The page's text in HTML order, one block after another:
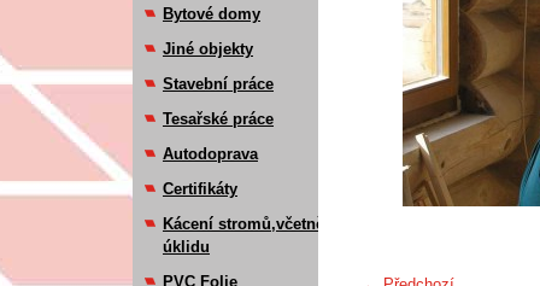
Bytové domy
Jiné objekty
Stavební práce
Tesařské práce
Autodoprava
Certifikáty
Kácení stromů,včetně
úklidu
PVC Folie